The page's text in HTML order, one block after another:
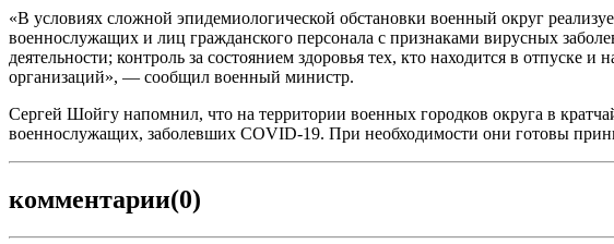
«В условиях сложной эпидемиологической обстановки военный округ
военнослужащих и лиц гражданского персонала с признаками вирусных
деятельности; контроль за состоянием здоровья тех, кто находится в
организаций», — сообщил военный министр.
Сергей Шойгу напомнил, что на территории военных городков округа в
военнослужащих, заболевших COVID-19. При необходимости они готовы
комментарии(0)